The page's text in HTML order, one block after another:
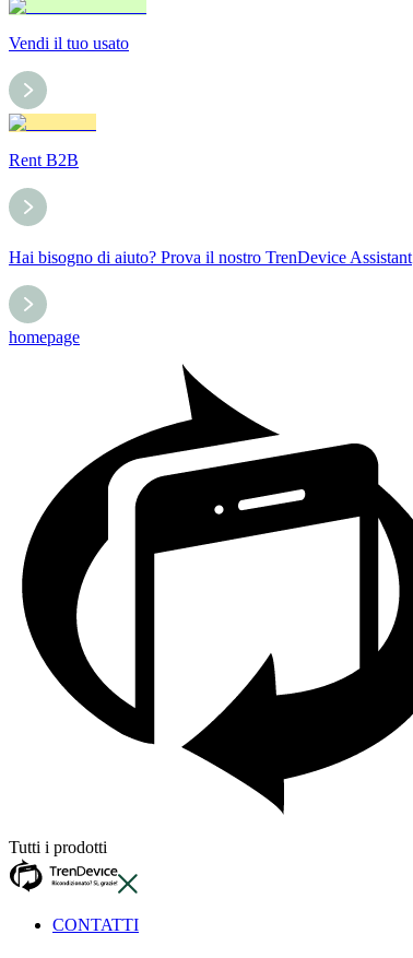
Vendi il tuo usato
Rent B2B
Hai bisogno di aiuto? Prova il nostro TrenDevice Assistant
homepage
Tutti i prodotti
CONTATTI